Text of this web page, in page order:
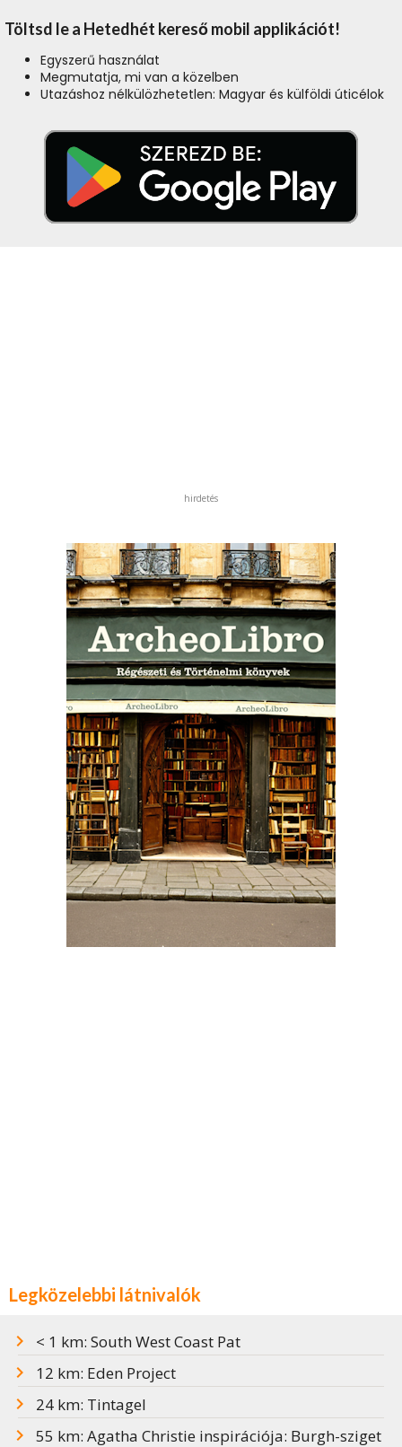
Töltsd le a Hetedhét kereső mobil applikációt!
Egyszerű használat
Megmutatja, mi van a közelben
Utazáshoz nélkülözhetetlen: Magyar és külföldi úticélok
hirdetés
Legközelebbi látnivalók
< 1 km: South West Coast Pat
12 km: Eden Project
24 km: Tintagel
55 km: Agatha Christie inspirációja: Burgh-sziget